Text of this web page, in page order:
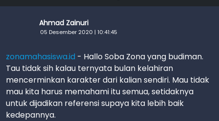
Ahmad Zainuri
05 Desember 2020 | 10:41:45
zonamahasiswa.id - Hallo Soba Zona yang budiman.
Tau tidak sih kalau ternyata bulan kelahiran
mencerminkan karakter dari kalian sendiri. Mau tidak
mau kita harus memahami itu semua, setidaknya
untuk dijadikan referensi supaya kita lebih baik
kedepannya.